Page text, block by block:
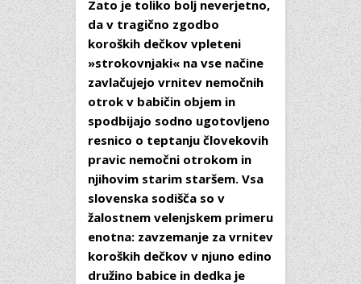
Zato je toliko bolj neverjetno,
da v tragično zgodbo
koroških dečkov vpleteni
»strokovnjaki« na vse načine
zavlačujejo vrnitev nemočnih
otrok v babičin objem in
spodbijajo sodno ugotovljeno
resnico o teptanju človekovih
pravic nemočni otrokom in
njihovim starim staršem. Vsa
slovenska sodišča so v
žalostnem velenjskem primeru
enotna: zavzemanje za vrnitev
koroških dečkov v njuno edino
družino babice in dedka je